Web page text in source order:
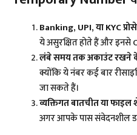
Banking, UPI, या KYC
ये असुरक्षित होते हैं और इनसे
लंबे समय तक अकाउंट रखने
क्योंकि ये नंबर कई बार
जा सकते हैं।
व्यक्तिगत बातचीत या
अगर आपके पास संवेदनशील